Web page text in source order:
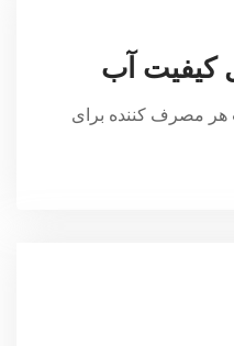
کیفیت آب
هر مصرف کننده برای